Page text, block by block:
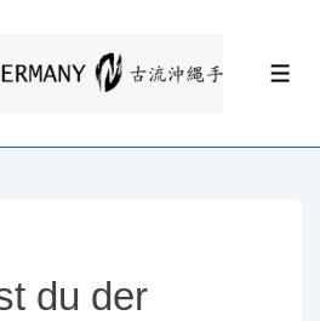
du der